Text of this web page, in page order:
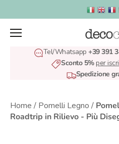
al
contenuto
Tel/Whatsapp +39 391
Sconto 5%per
Spedizione
Home / Pomelli Legno /
Roadtrip in Rilievo - Più